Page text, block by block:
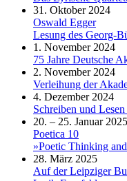
31. Oktober 2024
Oswald Egger
Lesung des Georg-
1. November 2024
75 Jahre Deutsche
2. November 2024
Verleihung der
4. Dezember 2024
Schreiben und
20. – 25. Januar 2025
Poetica 10
»Poetic Thinking
28. März 2025
Auf der Leipziger